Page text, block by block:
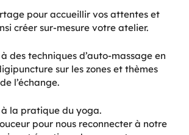
pour accueillir vos attentes et
créer sur-mesure votre atelier.
des techniques d’auto-massage en
sur les zones et thèmes
l’échange.
la pratique du yoga.
pour nous reconnecter à notre